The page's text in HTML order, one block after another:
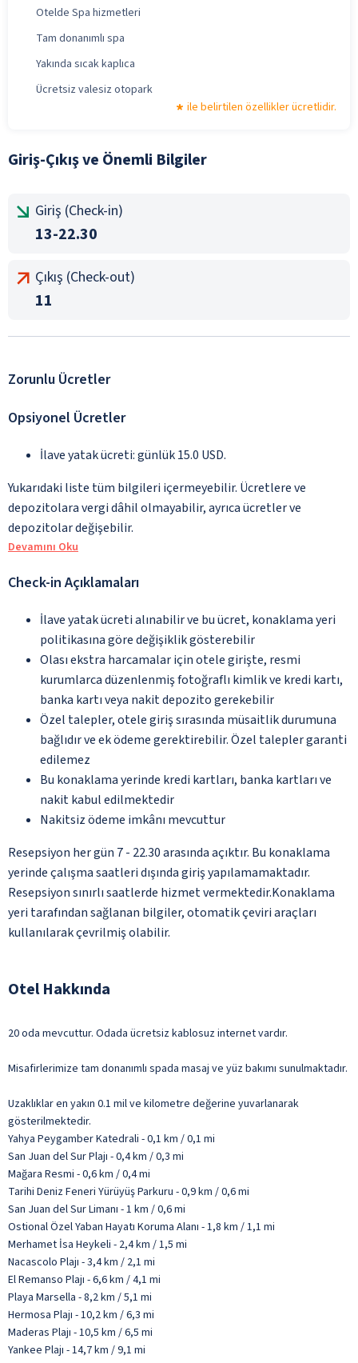
Otelde Spa hizmetleri
Tam donanımlı spa
Yakında sıcak kaplıca
Ücretsiz valesiz otopark
ile belirtilen özellikler ücretlidir.
Giriş-Çıkış ve Önemli Bilgiler
Giriş (Check-in)
13-22.30
Çıkış (Check-out)
11
Zorunlu Ücretler
Opsiyonel Ücretler
İlave yatak ücreti: günlük 15.0 USD.
Yukarıdaki liste tüm bilgileri içermeyebilir. Ücretlere ve
depozitolara vergi dâhil olmayabilir, ayrıca ücretler ve
depozitolar değişebilir.
Devamını Oku
Check-in Açıklamaları
İlave yatak ücreti alınabilir ve bu ücret, konaklama yeri
politikasına göre değişiklik gösterebilir
Olası ekstra harcamalar için otele girişte, resmi
kurumlarca düzenlenmiş fotoğraflı kimlik ve kredi kartı,
banka kartı veya nakit depozito gerekebilir
Özel talepler, otele giriş sırasında müsaitlik durumuna
bağlıdır ve ek ödeme gerektirebilir. Özel talepler garanti
edilemez
Bu konaklama yerinde kredi kartları, banka kartları ve
nakit kabul edilmektedir
Nakitsiz ödeme imkânı mevcuttur
Resepsiyon her gün 7 - 22.30 arasında açıktır. Bu konaklama
yerinde çalışma saatleri dışında giriş yapılamamaktadır.
Resepsiyon sınırlı saatlerde hizmet vermektedir.Konaklama
yeri tarafından sağlanan bilgiler, otomatik çeviri araçları
kullanılarak çevrilmiş olabilir.
Otel Hakkında
20 oda mevcuttur. Odada ücretsiz kablosuz internet vardır.
Misafirlerimize tam donanımlı spada masaj ve yüz bakımı sunulmaktadır.
Uzaklıklar en yakın 0.1 mil ve kilometre değerine yuvarlanarak
gösterilmektedir.
Yahya Peygamber Katedrali - 0,1 km / 0,1 mi
San Juan del Sur Plajı - 0,4 km / 0,3 mi
Mağara Resmi - 0,6 km / 0,4 mi
Tarihi Deniz Feneri Yürüyüş Parkuru - 0,9 km / 0,6 mi
San Juan del Sur Limanı - 1 km / 0,6 mi
Ostional Özel Yaban Hayatı Koruma Alanı - 1,8 km / 1,1 mi
Merhamet İsa Heykeli - 2,4 km / 1,5 mi
Nacascolo Plajı - 3,4 km / 2,1 mi
El Remanso Plajı - 6,6 km / 4,1 mi
Playa Marsella - 8,2 km / 5,1 mi
Hermosa Plajı - 10,2 km / 6,3 mi
Maderas Plajı - 10,5 km / 6,5 mi
Yankee Plajı - 14,7 km / 9,1 mi